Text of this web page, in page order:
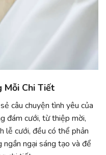
Mỗi Chi Tiết
câu chuyện tình yêu của
đám cưới, từ thiệp mời,
lễ cưới, đều có thể phản
ngại sáng tạo và để